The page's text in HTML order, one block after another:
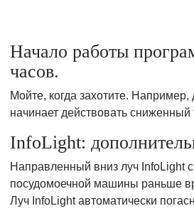
Начало работы
часов.
Мойте, когда захотите.
начинает действовать
InfoLight:
Направленный вниз луч InfoLight
посудомоечной машины раньше
Луч InfoLight автоматически